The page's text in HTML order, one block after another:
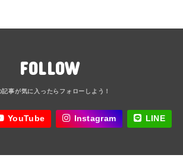
FOLLOW
YouTube Instagram LINE